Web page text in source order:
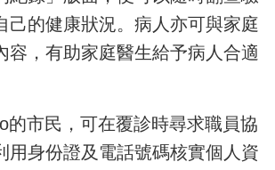
己的健康狀況。病人亦可與家庭
容，有助家庭醫生給予病人合適
的市民，可在覆診時尋求職員協
用身份證及電話號碼核實個人資